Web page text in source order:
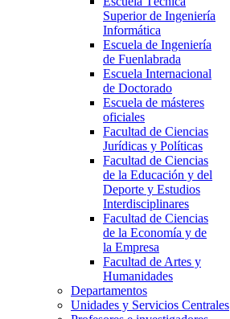
Superior de Ingeniería
Informática
Escuela de Ingeniería
de Fuenlabrada
Escuela Internacional
de Doctorado
Escuela de másteres
oficiales
Facultad de Ciencias
Jurídicas y Políticas
Facultad de Ciencias
de la Educación y del
Deporte y Estudios
Interdisciplinares
Facultad de Ciencias
de la Economía y de
la Empresa
Facultad de Artes y
Humanidades
Departamentos
Unidades y Servicios Centrales